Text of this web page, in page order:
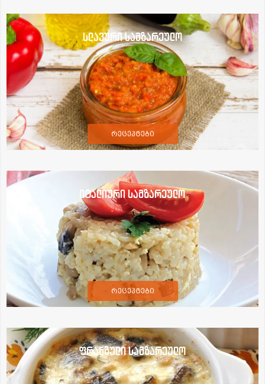
სლავური სამზარეულო
რეცეპტები
იტალიური სამზარეულო
რეცეპტები
ფრანგული სამზარეულო